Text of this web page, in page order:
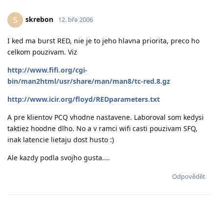
S skrebon 12. bře 2006
I ked ma burst RED, nie je to jeho hlavna priorita, preco ho
celkom pouzivam. Viz
http://www.fifi.org/cgi-
bin/man2html/usr/share/man/man8/tc-red.8.gz
http://www.icir.org/floyd/REDparameters.txt
A pre klientov PCQ vhodne nastavene. Laboroval som kedysi
taktiez hoodne dlho. No a v ramci wifi casti pouzivam SFQ,
inak latencie lietaju dost husto :)
Ale kazdy podla svojho gusta....
Odpovědět